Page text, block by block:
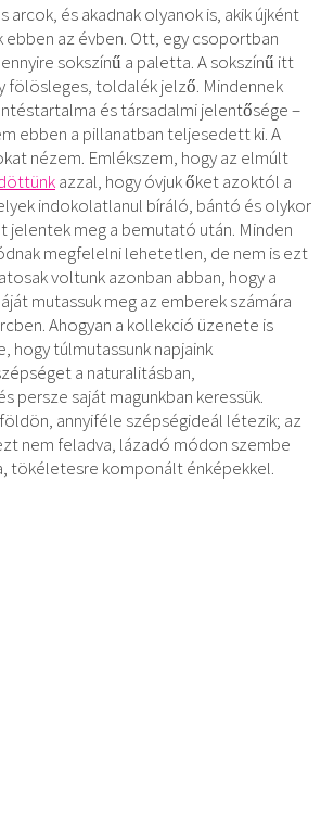
arcok, és akadnak olyanok is, akik újként
az évben. Ott, egy csoportban
sokszínű a paletta. A sokszínű itt
fölösleges, toldalék jelző. Mindennek
és társadalmi jelentősége –
ebben a pillanatban teljesedett ki. A
nézem. Emlékszem, hogy az elmúlt
azzal, hogy óvjuk őket azoktól a
indokolatlanul bíráló, bántó és olykor
jelentek meg a bemutató után. Minden
megfelelni lehetetlen, de nem is ezt
voltunk azonban abban, hogy a
mutassuk meg az emberek számára
Ahogyan a kollekció üzenete is
hogy túlmutassunk napjaink
a naturalitásban,
persze saját magunkban keressük.
annyiféle szépségideál létezik; az
nem feladva, lázadó módon szembe
tökéletesre komponált énképekkel.